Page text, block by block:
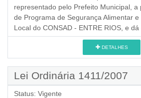
representado pelo Prefeito Municipal, a
de Programa de Segurança Alimentar
Local do CONSAD - ENTRE RIOS, e
DETALHES
Lei Ordinária 1411/2007
Status: Vigente